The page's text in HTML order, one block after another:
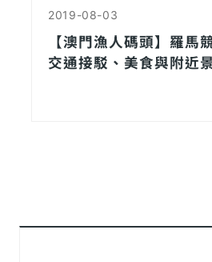
2019-08-03
【澳門漁人碼頭】羅馬
交通接駁、美食與附近